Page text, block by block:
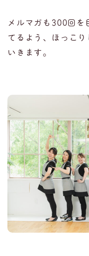
メルマガも300回を
てるよう、ほっこ
いきます。